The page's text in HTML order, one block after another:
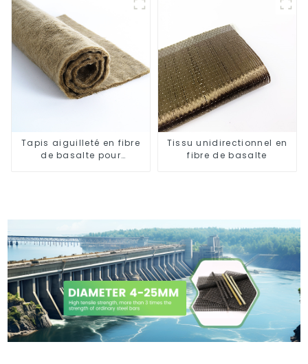
Tapis aiguilleté en fibre
de basalte pour
Tissu unidirectionnel en
fibre de basalte